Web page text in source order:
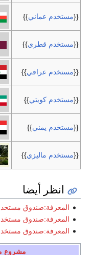
{{مستخدم عماني}}
{{مستخدم قطري}}
{{مستخدم عراقي}}
{{مستخدم كويتي}}
{{مستخدم يمني}}
{{مستخدم ماليزي}}
انظر أيضا
المعرفة:صندوق
المعرفة:صندوق
المعرفة:صندوق
مشروع